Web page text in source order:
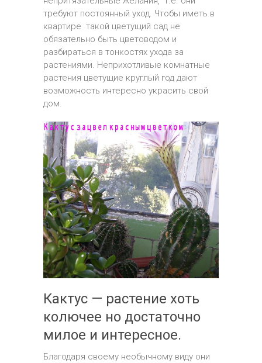
требуют постоянный уход. Чтобы иметь в
квартире такой цветущий сад не
обязательно быть цветоводом и
разбираться в тонкостях ухода за
растениями. Неприхотливые комнатные
растения цветущие круглый год дают
возможность интересно украсить свой
дом.
Кактус — растение хоть
колючее но достаточно
милое и интересное.
Благодаря своему необычному виду они